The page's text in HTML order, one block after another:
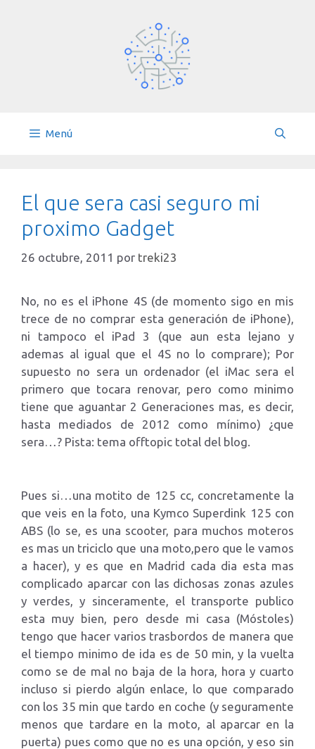
Menú
El que sera casi seguro mi
proximo Gadget
26 octubre, 2011 por treki23
No, no es el iPhone 4S (de momento sigo en mis
trece de no comprar esta generación de iPhone),
ni tampoco el iPad 3 (que aun esta lejano y
ademas al igual que el 4S no lo comprare); Por
supuesto no sera un ordenador (el iMac sera el
primero que tocara renovar, pero como minimo
tiene que aguantar 2 Generaciones mas, es decir,
hasta mediados de 2012 como mínimo) ¿que
sera…? Pista: tema offtopic total del blog.
Pues si…una motito de 125 cc, concretamente la
que veis en la foto, una Kymco Superdink 125 con
ABS (lo se, es una scooter, para muchos moteros
es mas un triciclo que una moto,pero que le vamos
a hacer), y es que en Madrid cada dia esta mas
complicado aparcar con las dichosas zonas azules
y verdes, y sinceramente, el transporte publico
esta muy bien, pero desde mi casa (Móstoles)
tengo que hacer varios trasbordos de manera que
el tiempo minimo de ida es de 50 min, y la vuelta
como se de mal no baja de la hora, hora y cuarto
incluso si pierdo algún enlace, lo que comparado
con los 35 min que tardo en coche (y seguramente
menos que tardare en la moto, al aparcar en la
puerta) pues como que no es una opción, y eso sin